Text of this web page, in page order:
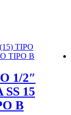
1/2″
SS 15
B